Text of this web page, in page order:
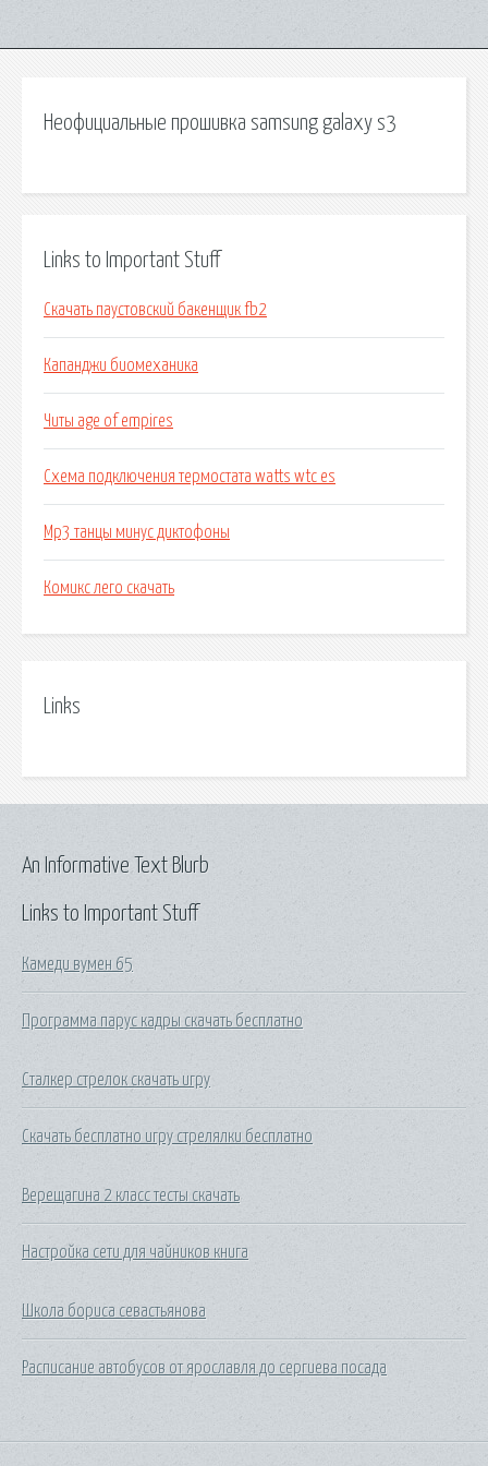
Неофициальные прошивка samsung galaxy s3
Links to Important Stuff
Скачать паустовский бакенщик fb2
Капанджи биомеханика
Читы age of empires
Схема подключения термостата watts wtc es
Mp3 танцы минус диктофоны
Комикс лего скачать
Links
Links to Important Stuff
Камеди вумен 65
Программа парус кадры скачать бесплатно
Сталкер стрелок скачать игру
Скачать бесплатно игру стрелялки бесплатно
Верещагина 2 класс тесты скачать
Настройка сети для чайников книга
Школа бориса севастьянова
Расписание автобусов от ярославля до сергиева посада
An Informative Text Blurb